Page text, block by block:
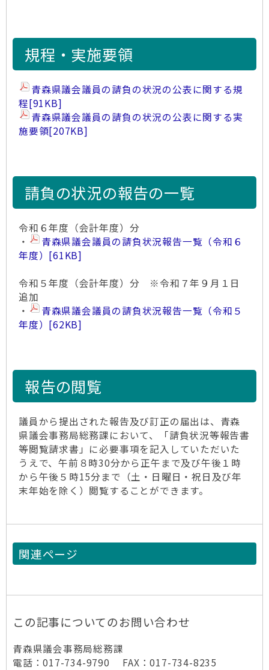
規程・実施要領
青森県議会議員の請負の状況の公表に関する規
程[91KB]
青森県議会議員の請負の状況の公表に関する実
施要領[207KB]
請負の状況の報告の一覧
令和６年度（会計年度）分
・
青森県議会議員の請負状況報告一覧（令和６
年度） [61KB]
令和５年度（会計年度）分 ※令和７年９月１日
追加
・
青森県議会議員の請負状況報告一覧（令和５
年度） [62KB]
報告の閲覧
議員から提出された報告及び訂正の届出は、青森
県議会事務局総務課において、「請負状況等報告書
等閲覧請求書」に必要事項を記入していただいた
うえで、午前８時30分から正午まで及び午後１時
から午後５時15分まで（土・日曜日・祝日及び年
末年始を除く）閲覧することができます。
関連ページ
この記事についてのお問い合わせ
青森県議会事務局総務課
電話：017-734-9790 FAX：017-734-8235